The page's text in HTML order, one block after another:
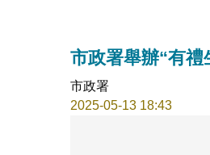
市政署舉辦“有
市政署
2025-05-13 18:43